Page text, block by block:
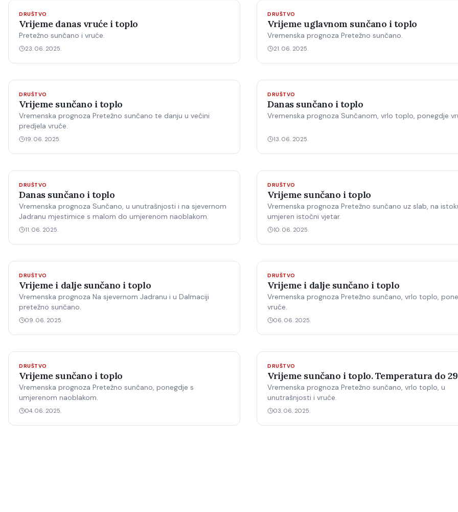
DRUŠTVO
Vrijeme danas vruće i toplo
Pretežno sunčano i vruće.
23. 06. 2025.
DRUŠTVO
Vrijeme uglavnom sunčano i toplo
Vremenska prognoza Pretežno sunčano.
21. 06. 2025.
DRUŠTVO
Vrijeme sunčano i toplo
Vremenska prognoza Pretežno sunčano te danju u većini
predjela vruće.
19. 06. 2025.
DRUŠTVO
Danas sunčano i toplo
Vremenska prognoza Sunčanom, vrlo toplo, ponegdje
13. 06. 2025.
DRUŠTVO
Danas sunčano i toplo
Vremenska prognoza Sunčano, u unutrašnjosti i na sjevernom
Jadranu mjestimice s malom do umjerenom naoblakom.
11. 06. 2025.
DRUŠTVO
Vrijeme sunčano i toplo
Vremenska prognoza Pretežno sunčano uz slab, na
umjeren istočni vjetar.
10. 06. 2025.
DRUŠTVO
Vrijeme i dalje sunčano i toplo
Vremenska prognoza Na sjevernom Jadranu i u Dalmaciji
pretežno sunčano.
09. 06. 2025.
DRUŠTVO
Vrijeme i dalje sunčano i toplo
Vremenska prognoza Pretežno sunčano, vrlo toplo,
vruće.
06. 06. 2025.
DRUŠTVO
Vrijeme sunčano i toplo
Vremenska prognoza Pretežno sunčano, ponegdje s
umjerenom naoblakom.
04. 06. 2025.
DRUŠTVO
Vrijeme sunčano i toplo. Temperatura do 29
Vremenska prognoza Pretežno sunčano, vrlo toplo, u
unutrašnjosti i vruće.
03. 06. 2025.